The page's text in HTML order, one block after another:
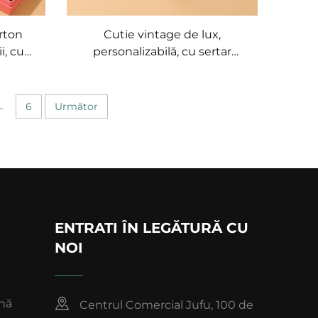
cu
Cutie vintage de lux,
personalizabilă, cu sertar
6 Următor
ENTRATI ÎN LEGĂTURĂ CU
NOI
Centrul Comercial Jufu, 100 de